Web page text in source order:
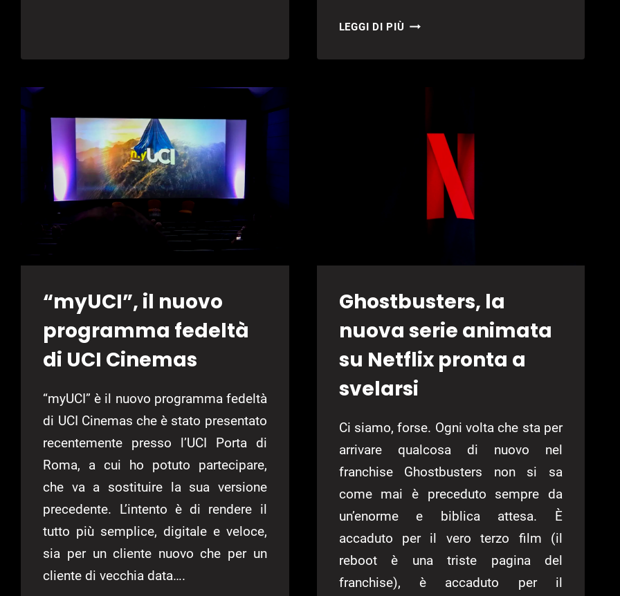
BIZZARRE
RITORNA
A
SETTEMBRE
SU
NETFLIX
LEGGI DI PIÙ “THE
PIECE”
IMMAGINE,
DOMANI
ARRIVA
“myUCI”, il nuovo
programma fedeltà
di UCI Cinemas
“myUCI” è il nuovo programma fedeltà
di UCI Cinemas che è stato presentato
recentemente presso l’UCI Porta di
Roma, a cui ho potuto partecipare,
che va a sostituire la sua versione
precedente. L’intento è di rendere il
tutto più semplice, digitale e veloce,
sia per un cliente nuovo che per un
cliente di vecchia data….
Ghostbusters, la
nuova serie animata
su Netflix pronta a
svelarsi
Ci siamo, forse. Ogni volta che sta per
arrivare qualcosa di nuovo nel
franchise Ghostbusters non si sa
come mai è preceduto sempre da
un’enorme e biblica attesa. È
accaduto per il vero terzo film (il
reboot è una triste pagina del
franchise), è accaduto per il